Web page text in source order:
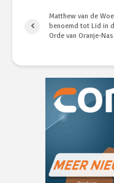
Matthew van de
benoemd tot Lid in
Orde van Oranje-